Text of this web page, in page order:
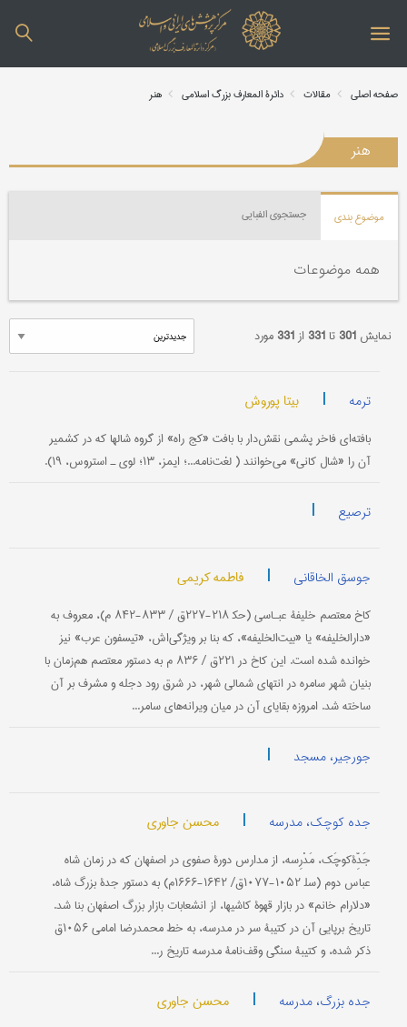
صفحه اصلی مقالات دائرة المعارف بزرگ اسلامی هنر
هنر
موضوع بندی جستجوی الفبایی
همه موضوعات
نمایش 301 تا331 از331 مورد
ترمه | بیتا پوروش
بافته‌ای فاخر پشمی نقش‌دار با بافت «کج راه» از گروه شالها که در کشمیر
آن را «شال کانی» می‌خوانند ( لغت‌نامه...؛ ایمز، ۱۳؛ لوی ـ استروس، ۱۹).
ترصیع |
جوسق الخاقانی | فاطمه کریمی
کاخ معتصم خلیفۀ عبـاسی (حک‍ ۲۱۸-۲۲۷ق / ۸۳۳-۸۴۲ م)، معروف به
«دارالخلیفه» یا «بیت‌الخلیفه»، که بنا بر ویژگی‌اش، «تیسفون عرب» نیز
خوانده شده است. این کاخ در ۲۲۱ق / ۸۳۶ م به دستور معتصم هم‌زمان با
بنیان شهر سامره در انتهای شمالی شهر، در شرق رود دجله و مشرف بر آن
ساخته شد. امروزه بقایای آن در میان ویرانه‌های سامر...
جورجیر، مسجد |
جده کوچک، مدرسه | محسن جاوری
جَدِّۀکوچَک، مَدْرِسه، از مدارس دورۀ صفوی در اصفهان که در زمان شاه
عباس دوم (سل‍ ۱۰۵۲-۱۰۷۷ق/ ۱۶۴۲-۱۶۶۶م) به دستور جدۀ بزرگ شاه،
«دلارام خانم» در بازار قهوۀ کاشیها، از انشعابات بازار بزرگ اصفهان بنا شد.
تاریخ برپایی آن در کتیبۀ سر در مدرسه، به خط محمدرضا امامی ۱۰۵۶ق
ذکر شده، و کتیبۀ سنگی وقف‌نامۀ مدرسه تاریخ ر...
جده بزرگ، مدرسه | محسن جاوری